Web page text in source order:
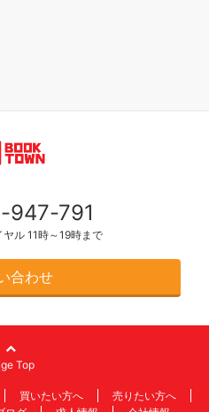
947-791
ル 11時～19時まで
合わせ
Top
買いたい方へ
売りたい方へ